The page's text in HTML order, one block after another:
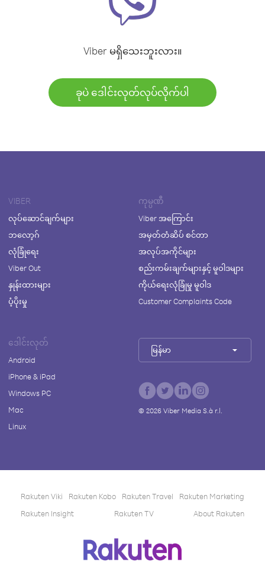
Viber မရှိသေးဘူးလား။
ခုပဲ ဒေါင်းလုတ်လုပ်လိုက်ပါ
VIBER
လုပ်ဆောင်ချက်များ
ဘလော့ဂ်
လုံခြုံရေး
Viber Out
နှုန်းထားများ
ပံ့ပိုးမှု
ကုမ္ပဏီ
Viber အကြောင်း
အမှတ်တံဆိပ် စင်တာ
အလုပ်အကိုင်များ
စည်းကမ်းချက်များနှင့် မူဝါဒများ
ကိုယ်ရေးလုံခြုံမှု မူဝါဒ
Customer Complaints Code
ဒေါင်းလုတ်
Android
iPhone & iPad
Windows PC
Mac
Linux
မြန်မာ
© 2026Viber Media S.à r.l.
Rakuten Viki Rakuten Kobo Rakuten Travel
Rakuten Marketing
Rakuten Insight
Rakuten TV About Rakuten